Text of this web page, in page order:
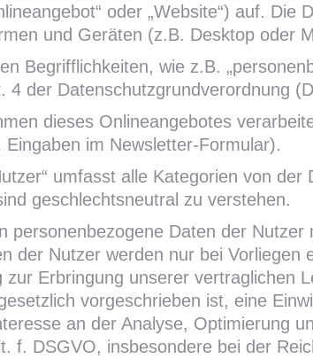
oder „Website“) auf.
und Geräten (z.B. Desktop oder
Begrifflichkeiten, wie z.B.
4 der Datenschutzgrundverordnung
dieses Onlineangebotes
im Newsletter-Formular).
umfasst alle Kategorien von
geschlechtsneutral zu verstehen.
personenbezogene Daten der
der Nutzer werden nur bei
zur Erbringung unserer vertraglichen
vorgeschrieben ist, eine
an der Analyse, Optimierung
f. DSGVO, insbesondere bei der